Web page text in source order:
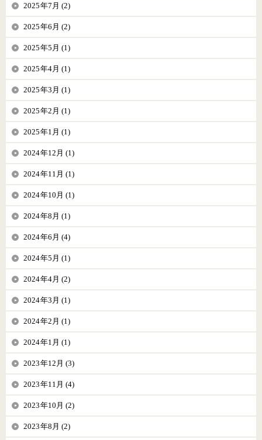
2025年7月 (2)
2025年6月 (2)
2025年5月 (1)
2025年4月 (1)
2025年3月 (1)
2025年2月 (1)
2025年1月 (1)
2024年12月 (1)
2024年11月 (1)
2024年10月 (1)
2024年8月 (1)
2024年6月 (4)
2024年5月 (1)
2024年4月 (2)
2024年3月 (1)
2024年2月 (1)
2024年1月 (1)
2023年12月 (3)
2023年11月 (4)
2023年10月 (2)
2023年8月 (2)